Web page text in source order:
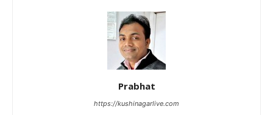
Prabhat
https://kushinagarlive.com